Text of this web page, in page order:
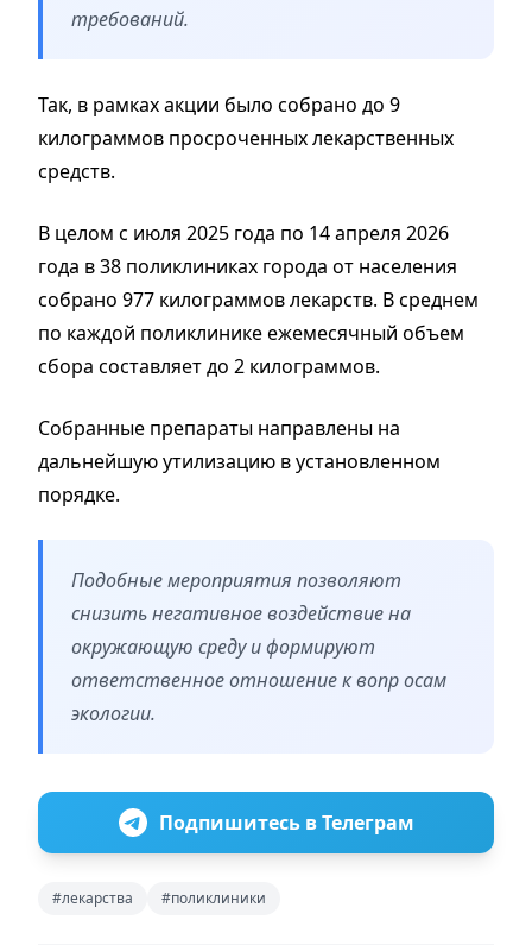
требований.
Так, в рамках акции было собрано до 9
килограммов просроченных лекарственных
средств.
В целом с июля 2025 года по 14 апреля 2026
года в 38 поликлиниках города от населения
собрано 977 килограммов лекарств. В среднем
по каждой поликлинике ежемесячный объем
сбора составляет до 2 килограммов.
Собранные препараты направлены на
дальнейшую утилизацию в установленном
порядке.
Подобные мероприятия позволяют
снизить негативное воздействие на
окружающую среду и формируют
ответственное отношение к вопр осам
экологии.
Подпишитесь в Телеграм
#лекарства #поликлиники